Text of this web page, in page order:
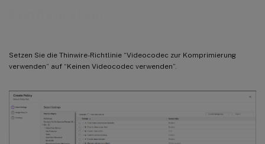
Setzen Sie die Thinwire-Richtlinie “Videocodec zur Komprimierung
verwenden” auf “Keinen Videocodec verwenden”.